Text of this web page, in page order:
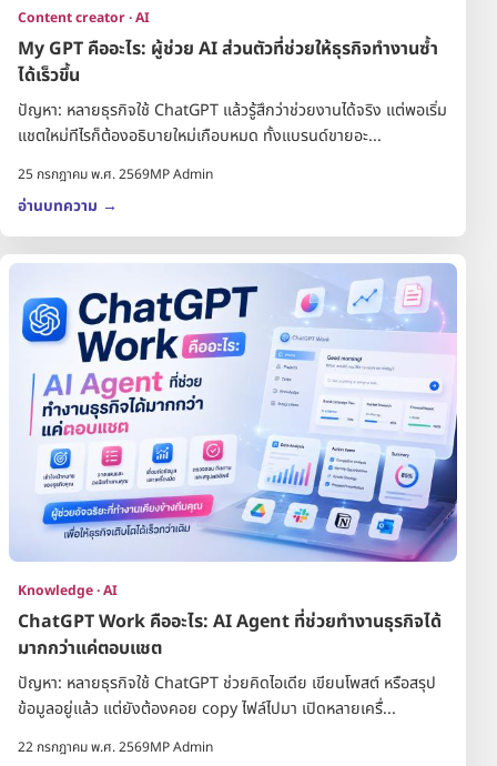
Content creator · AI
My GPT คืออะไร: ผู้ช่วย AI ส่วนตัวที่ช่วยให้ธุรกิจทำงานซ้ำ
ได้เร็วขึ้น
ปัญหา: หลายธุรกิจใช้ ChatGPT แล้วรู้สึกว่าช่วยงานได้จริง แต่พอเริ่ม
แชตใหม่ทีไรก็ต้องอธิบายใหม่เกือบหมด ทั้งแบรนด์ขายอะ...
25 กรกฎาคม พ.ศ. 2569MP Admin
อ่านบทความ →
Knowledge · AI
ChatGPT Work คืออะไร: AI Agent ที่ช่วยทำงานธุรกิจได้
มากกว่าแค่ตอบแชต
ปัญหา: หลายธุรกิจใช้ ChatGPT ช่วยคิดไอเดีย เขียนโพสต์ หรือสรุป
ข้อมูลอยู่แล้ว แต่ยังต้องคอย copy ไฟล์ไปมา เปิดหลายเครื่...
22 กรกฎาคม พ.ศ. 2569MP Admin